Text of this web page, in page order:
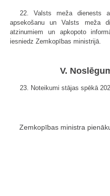
22. Valsts meža dienests
apsekošanu un Valsts meža
atzinumiem un apkopoto
iesniedz Zemkopības ministrijā.
V.
23. Noteikumi stājas spēkā
Zemkopības ministra